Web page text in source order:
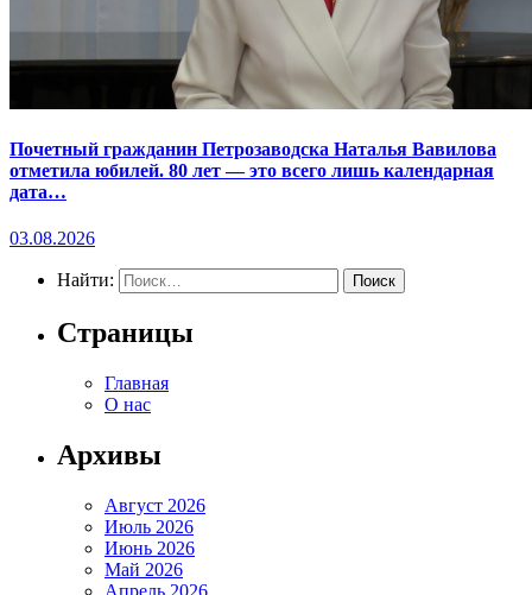
Почетный гражданин Петрозаводска Наталья Вавилова
отметила юбилей. 80 лет — это всего лишь календарная
дата…
03.08.2026
Найти:
Страницы
Главная
О нас
Архивы
Август 2026
Июль 2026
Июнь 2026
Май 2026
Апрель 2026